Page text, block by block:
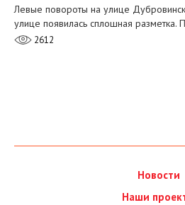
Левые повороты на улице
улице появилась сплошная
2612
Новости
Наши